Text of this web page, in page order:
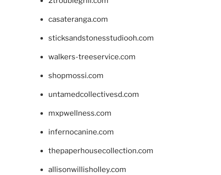
casateranga.com
sticksandstonesstudiooh.com
walkers-treeservice.com
shopmossi.com
untamedcollectivesd.com
mxpwellness.com
infernocanine.com
thepaperhousecollection.com
allisonwillisholley.com